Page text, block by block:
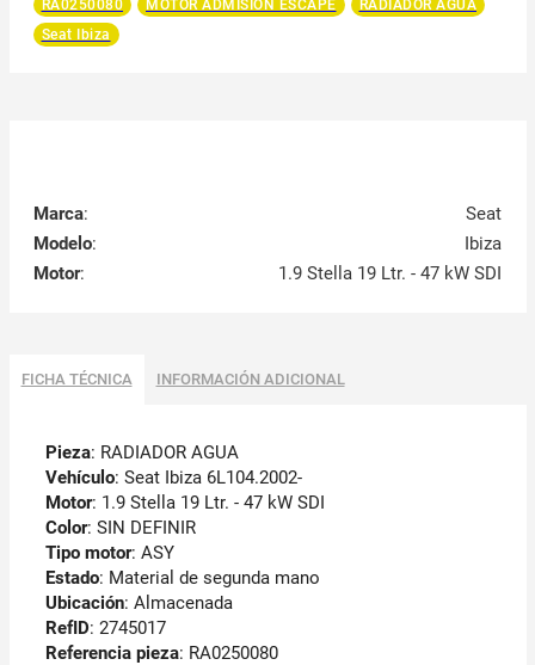
RA0250080 MOTOR ADMISIÓN ESCAPE
RADIADOR AGUA
Seat Ibiza
Marca:
Seat
Modelo:
Ibiza
Motor: 1.9 Stella 19 Ltr. - 47 kW SDI
FICHA TÉCNICA INFORMACIÓN ADICIONAL
Pieza: RADIADOR AGUA
Vehículo: Seat Ibiza 6L104.2002-
Motor: 1.9 Stella 19 Ltr. - 47 kW SDI
Color: SIN DEFINIR
Tipo motor: ASY
Estado: Material de segunda mano
Ubicación: Almacenada
RefID: 2745017
Referencia pieza: RA0250080